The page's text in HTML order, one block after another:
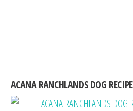
ACANA RANCHLANDS DOG RECIPE